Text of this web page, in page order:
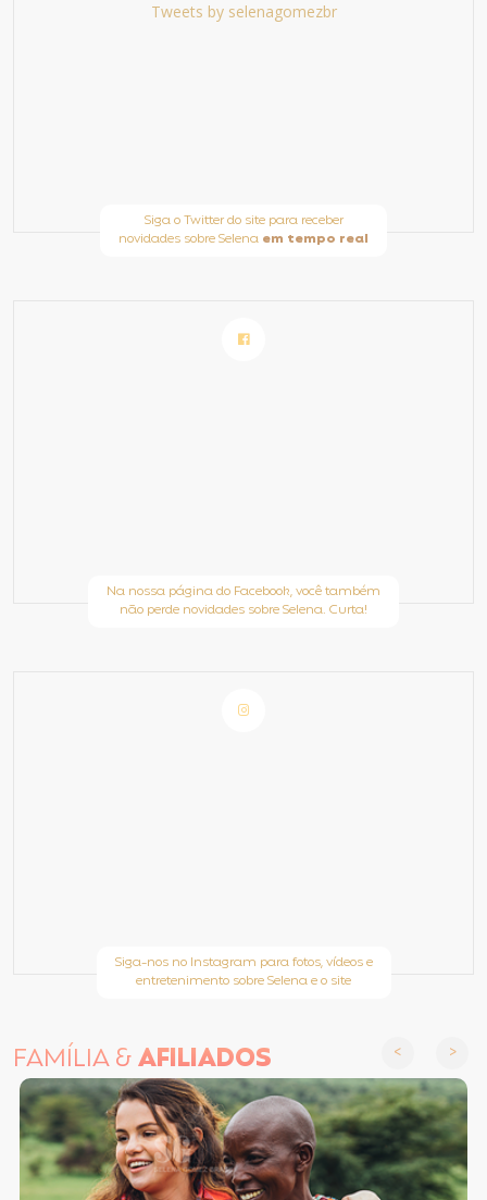
Tweets by selenagomezbr
Siga o Twitter do site para receber
novidades sobre Selena em tempo real
Na nossa página do Facebook, você também
não perde novidades sobre Selena. Curta!
Siga-nos no Instagram para fotos, vídeos e
entretenimento sobre Selena e o site
FAMÍLIA &AFILIADOS